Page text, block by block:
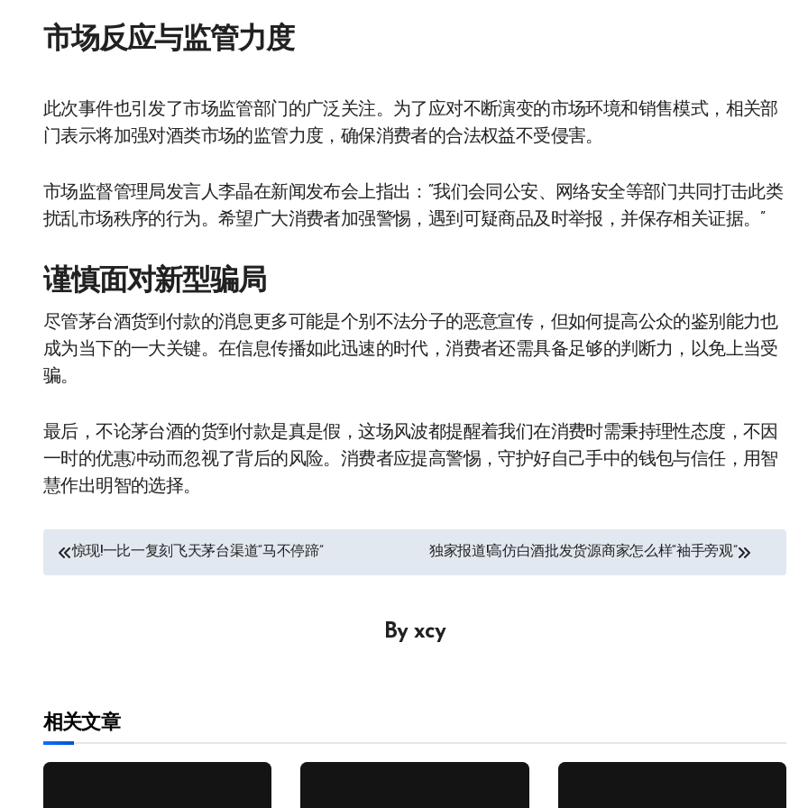
市场反应与监管力度
此次事件也引发了市场监管部门的广泛关注。为了应对不断演变的市场环境和销售模式，相关部
门表示将加强对酒类市场的监管力度，确保消费者的合法权益不受侵害。
市场监督管理局发言人李晶在新闻发布会上指出：“我们会同公安、网络安全等部门共同打击此类
扰乱市场秩序的行为。希望广大消费者加强警惕，遇到可疑商品及时举报，并保存相关证据。”
谨慎面对新型骗局
尽管茅台酒货到付款的消息更多可能是个别不法分子的恶意宣传，但如何提高公众的鉴别能力也
成为当下的一大关键。在信息传播如此迅速的时代，消费者还需具备足够的判断力，以免上当受
骗。
最后，不论茅台酒的货到付款是真是假，这场风波都提醒着我们在消费时需秉持理性态度，不因
一时的优惠冲动而忽视了背后的风险。消费者应提高警惕，守护好自己手中的钱包与信任，用智
慧作出明智的选择。
文惊现!一比一复刻飞天茅台渠道“马不停蹄” 独家报道!高仿白酒批发货源商家怎么样“袖手旁观”
By xcy
相关文章